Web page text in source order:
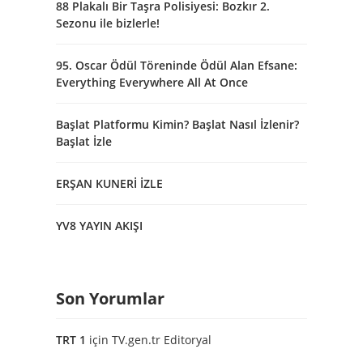
88 Plakalı Bir Taşra Polisiyesi: Bozkır 2.
Sezonu ile bizlerle!
95. Oscar Ödül Töreninde Ödül Alan Efsane:
Everything Everywhere All At Once
Başlat Platformu Kimin? Başlat Nasıl İzlenir?
Başlat İzle
ERŞAN KUNERİ İZLE
YV8 YAYIN AKIŞI
Son Yorumlar
TRT 1 için TV.gen.tr Editoryal